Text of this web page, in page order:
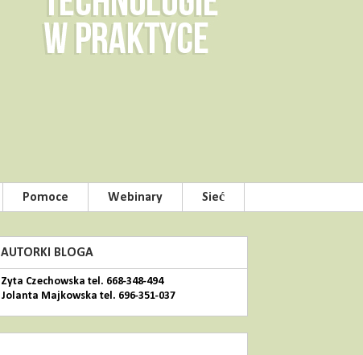
Pomoce Webinary Sieć
AUTORKI BLOGA
Zyta Czechowska tel. 668-348-494
Jolanta Majkowska tel. 696-351-037